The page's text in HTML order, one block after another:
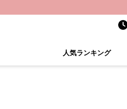
人気ランキング